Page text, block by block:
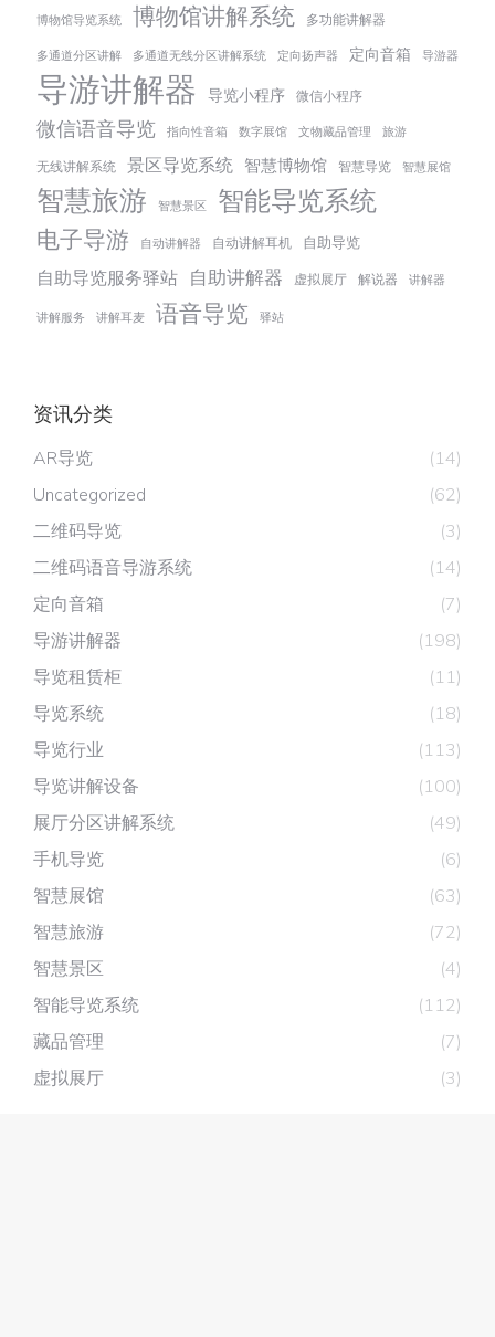
博物馆导览系统 博物馆讲解系统 多功能讲解器
多通道分区讲解 多通道无线分区讲解系统 定向扬声器 定向音箱 导游器
导游讲解器 导览小程序 微信小程序
微信语音导览 指向性音箱 数字展馆 文物藏品管理 旅游
无线讲解系统 景区导览系统 智慧博物馆 智慧导览 智慧展馆
智慧旅游 智慧景区 智能导览系统
电子导游 自动讲解器 自动讲解耳机 自助导览
自助导览服务驿站 自助讲解器 虚拟展厅 解说器 讲解器
讲解服务 讲解耳麦 语音导览 驿站
资讯分类
AR导览
(14)
Uncategorized
(62)
二维码导览
(3)
二维码语音导游系统
(14)
定向音箱
(7)
导游讲解器
(198)
导览租赁柜
(11)
导览系统
(18)
导览行业
(113)
导览讲解设备
(100)
展厅分区讲解系统
(49)
手机导览
(6)
智慧展馆
(63)
智慧旅游
(72)
智慧景区
(4)
智能导览系统
(112)
藏品管理
(7)
虚拟展厅
(3)